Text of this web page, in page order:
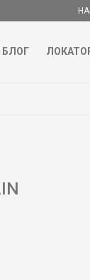
БЛОГ